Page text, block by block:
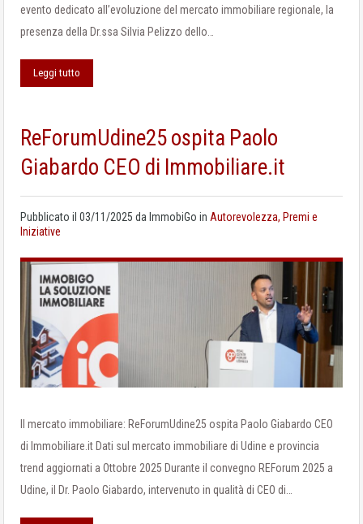
evento dedicato all’evoluzione del mercato immobiliare regionale, la
presenza della Dr.ssa Silvia Pelizzo dello…
Leggi tutto
ReForumUdine25 ospita Paolo
Giabardo CEO di Immobiliare.it
Pubblicato il 03/11/2025 da ImmobiGo in Autorevolezza, Premi e
Iniziative
Il mercato immobiliare: ReForumUdine25 ospita Paolo Giabardo CEO
di Immobiliare.it Dati sul mercato immobiliare di Udine e provincia
trend aggiornati a Ottobre 2025 Durante il convegno REForum 2025 a
Udine, il Dr. Paolo Giabardo, intervenuto in qualità di CEO di…